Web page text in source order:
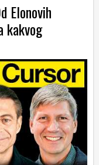
Elonovih
kakvog